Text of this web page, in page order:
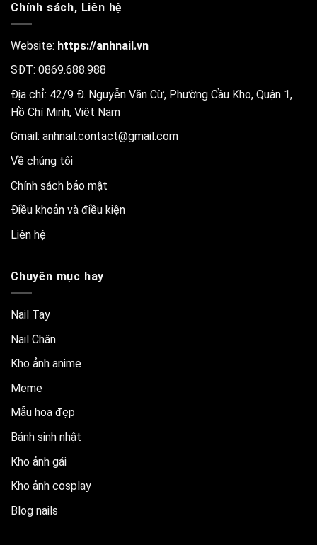
Chính sách, Liên hệ
Website: https://anhnail.vn
SĐT: 0869.688.988
Địa chỉ: 42/9 Đ. Nguyễn Văn Cừ, Phường Cầu Kho, Quận 1,
Hồ Chí Minh, Việt Nam
Gmail: anhnail.contact@gmail.com
Về chúng tôi
Chính sách bảo mật
Điều khoản và điều kiện
Liên hệ
Chuyên mục hay
Nail Tay
Nail Chân
Kho ảnh anime
Meme
Mẫu hoa đẹp
Bánh sinh nhật
Kho ảnh gái
Kho ảnh cosplay
Blog nails